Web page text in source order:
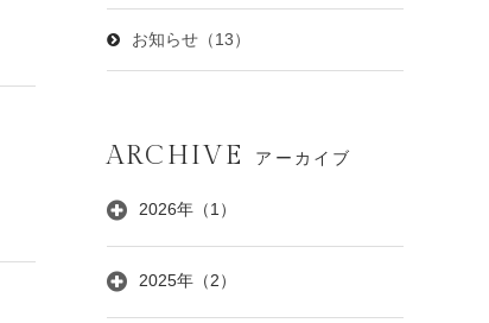
お知らせ（13）
ARCHIVE アーカイブ
2026年（1）
2025年（2）